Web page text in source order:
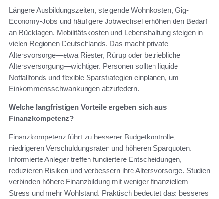
Längere Ausbildungszeiten, steigende Wohnkosten, Gig-
Economy-Jobs und häufigere Jobwechsel erhöhen den Bedarf
an Rücklagen. Mobilitätskosten und Lebenshaltung steigen in
vielen Regionen Deutschlands. Das macht private
Altersvorsorge—etwa Riester, Rürup oder betriebliche
Altersversorgung—wichtiger. Personen sollten liquide
Notfallfonds und flexible Sparstrategien einplanen, um
Einkommensschwankungen abzufedern.
Welche langfristigen Vorteile ergeben sich aus
Finanzkompetenz?
Finanzkompetenz führt zu besserer Budgetkontrolle,
niedrigeren Verschuldungsraten und höheren Sparquoten.
Informierte Anleger treffen fundiertere Entscheidungen,
reduzieren Risiken und verbessern ihre Altersvorsorge. Studien
verbinden höhere Finanzbildung mit weniger finanziellem
Stress und mehr Wohlstand. Praktisch bedeutet das: besseres